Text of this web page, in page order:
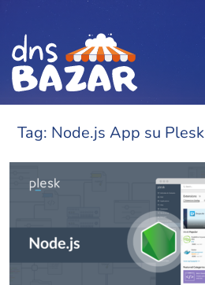
Vai al contenuto
Tag: Node.js App su Plesk